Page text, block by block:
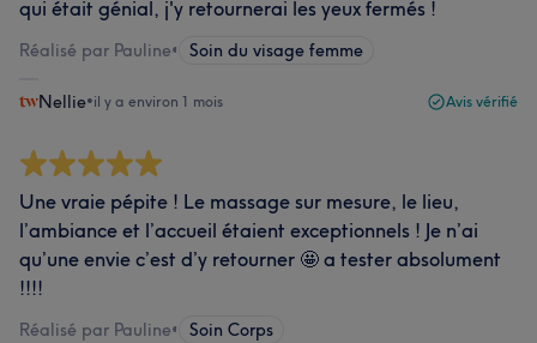
qui était génial, j'y retournerai les yeux fermés !
Réalisé par Pauline• Soin du visage femme
Nellie•il y a environ 1 mois Avis vérifié
Une vraie pépite ! Le massage sur mesure, le lieu,
l’ambiance et l’accueil étaient exceptionnels ! Je n’ai
qu’une envie c’est d’y retourner 🤩 a tester absolument
!!!!
Réalisé par Pauline• Soin Corps